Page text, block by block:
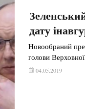
дату
Новообраний
голови
04.05.2019